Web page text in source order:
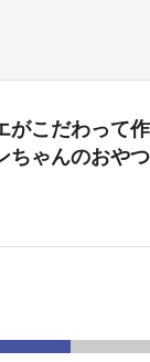
がこだわって
ちゃんのおやつ